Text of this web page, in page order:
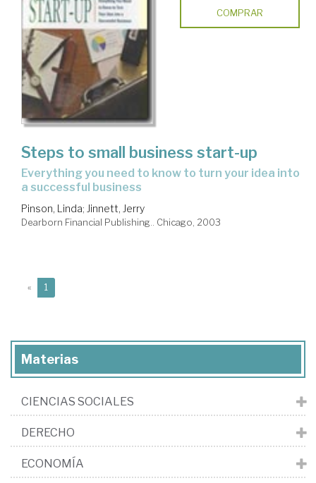
COMPRAR
Steps to small business start-up
everything you need to know to turn your idea into
a successful business
Pinson, Linda; Jinnett, Jerry
Dearborn Financial Publishing.. Chicago, 2003
« 1
Materias
CIENCIAS SOCIALES
DERECHO
ECONOMÍA